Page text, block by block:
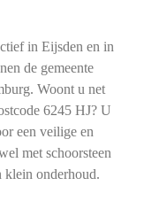
in Eijsden en in
de gemeente
Woont u net
6245 HJ? U
een veilige en
met schoorsteen
klein onderhoud.